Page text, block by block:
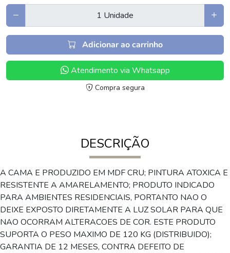
Adicionar ao carrinho
Atendimento via Whatsapp
Compra segura
DESCRIÇÃO
A CAMA E PRODUZIDO EM MDF CRU; PINTURA ATOXICA E
RESISTENTE A AMARELAMENTO; PRODUTO INDICADO
PARA AMBIENTES RESIDENCIAIS, PORTANTO NAO O
DEIXE EXPOSTO DIRETAMENTE A LUZ SOLAR PARA QUE
NAO OCORRAM ALTERACOES DE COR. ESTE PRODUTO
SUPORTA O PESO MAXIMO DE 120 KG (DISTRIBUIDO);
GARANTIA DE 12 MESES, CONTRA DEFEITO DE